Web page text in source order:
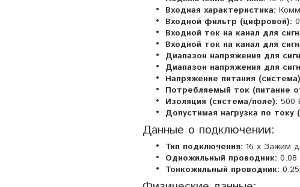
Входная характеристика:
Входной фильтр (цифровой):
Входной ток на канал для
Входной ток на канал для
Диапазон напряжения для
Диапазон напряжения для
Напряжение питания
Потребляемый ток (питание
Изоляция (система/поле): 500
Допустимая нагрузка по
Данные о подключении:
Тип подключения: 16 x Зажим
Одножильный проводник: 0.08
Тонкожильный проводник: